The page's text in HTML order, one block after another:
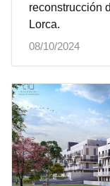
reconstrucción
Lorca.
08/10/2024